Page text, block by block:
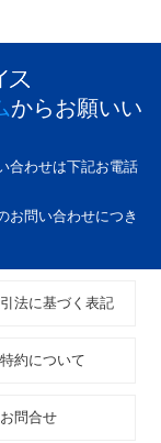
からお願いい
合わせは下記お電話
お問い合わせにつき
法に基づく表記
約について
お問合せ